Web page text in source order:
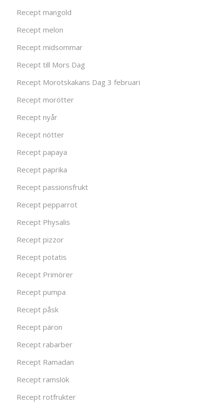
Recept mangold
Recept melon
Recept midsommar
Recept till Mors Dag
Recept Morotskakans Dag 3 februari
Recept morötter
Recept nyår
Recept nötter
Recept papaya
Recept paprika
Recept passionsfrukt
Recept pepparrot
Recept Physalis
Recept pizzor
Recept potatis
Recept Primörer
Recept pumpa
Recept påsk
Recept päron
Recept rabarber
Recept Ramadan
Recept ramslök
Recept rotfrukter